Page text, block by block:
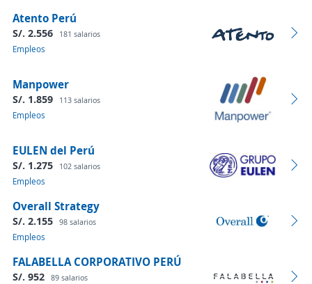
Atento Perú
S/. 2.556 181 salarios
Empleos
Manpower
S/. 1.859 113 salarios
Empleos
EULEN del Perú
S/. 1.275 102 salarios
Empleos
Overall Strategy
S/. 2.155 98 salarios
Empleos
FALABELLA CORPORATIVO PERÚ
S/. 952 89 salarios